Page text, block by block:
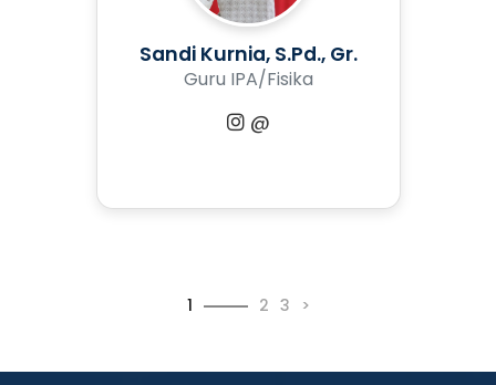
Sandi Kurnia, S.Pd., Gr.
Guru IPA/Fisika
@
1 2 3 >